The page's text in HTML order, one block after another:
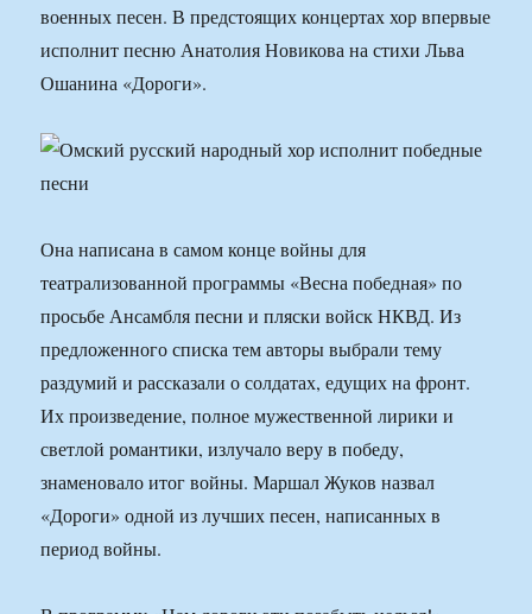
военных песен. В предстоящих концертах хор впервые
исполнит песню Анатолия Новикова на стихи Льва
Ошанина «Дороги».
Она написана в самом конце войны для
театрализованной программы «Весна победная» по
просьбе Ансамбля песни и пляски войск НКВД. Из
предложенного списка тем авторы выбрали тему
раздумий и рассказали о солдатах, едущих на фронт.
Их произведение, полное мужественной лирики и
светлой романтики, излучало веру в победу,
знаменовало итог войны. Маршал Жуков назвал
«Дороги» одной из лучших песен, написанных в
период войны.